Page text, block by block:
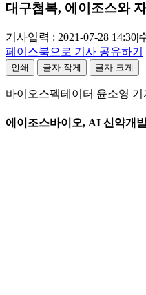
대구첨복, 에이조스와
기사입력 : 2021-07-28 14:30|
페이스북으로 기사 공유하기
인쇄 글자 작게 글자 크게
바이오스펙테이터 윤소영 기
에이조스바이오, AI 신약개